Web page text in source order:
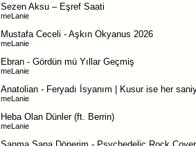
Sezen Aksu – Eşref Saati
meLanie
Mustafa Ceceli - Aşkın Okyanus 2026
meLanie
Ebran - Gördün mü Yıllar Geçmiş
meLanie
Anatolian - Feryadı İsyanım | Kusur ise her
meLanie
Heba Olan Dünler (ft. Berrin)
meLanie